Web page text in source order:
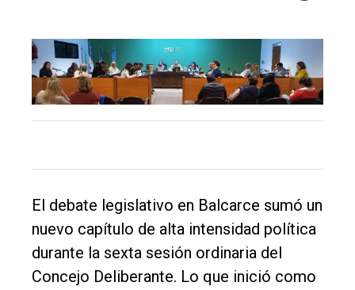
El debate legislativo en Balcarce sumó un
nuevo capítulo de alta intensidad política
durante la sexta sesión ordinaria del
Concejo Deliberante. Lo que inició como